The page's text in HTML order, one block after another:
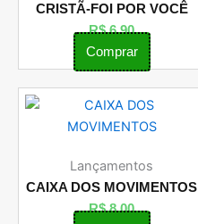
CRISTÃ-FOI POR VOCÊ
R$6,90
Comprar
Lançamentos
CAIXA DOS MOVIMENTOS
R$8,00